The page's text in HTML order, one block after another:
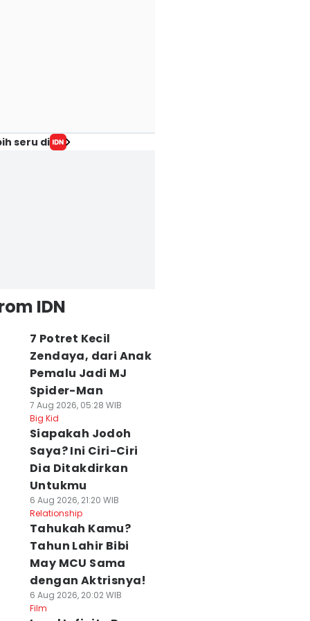
seru di
IDN
7 Potret Kecil
Zendaya, dari Anak
Pemalu Jadi MJ
Spider-Man
7 Aug 2026, 05:28 WIB
Big Kid
Siapakah Jodoh
Saya? Ini Ciri-Ciri
Dia Ditakdirkan
Untukmu
6 Aug 2026, 21:20 WIB
Relationship
Tahukah Kamu?
Tahun Lahir Bibi
May MCU Sama
dengan Aktrisnya!
6 Aug 2026, 20:02 WIB
Film